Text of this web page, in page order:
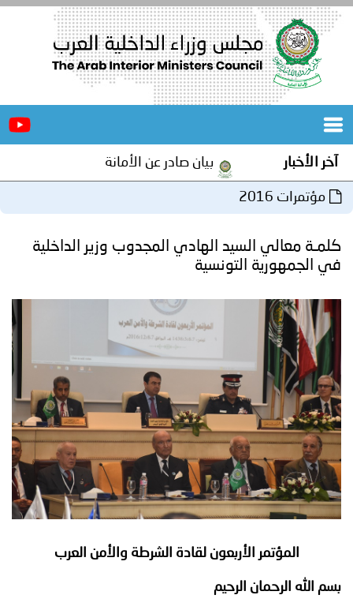
الرئيسية
المجلس
مؤتمرات
اجتماعاتو
إنجازات
برامج
توعوية
الخدمات
الإلكترونية
صور
وفيديو
مجلة
أصداء
الأمانة
إعلانات
من
بنا
آخر الأخبار بيان صادر عن الأمانة العامة لمجلس وزراء
مؤتمرات 2016
كلمـة معالي السيد الهادي المجدوب وزير الداخلية
في الجمهورية التونسية
المؤتمر الأربعون لقادة الشرطة والأمن العرب
بسم الله الرحمان الرحيم